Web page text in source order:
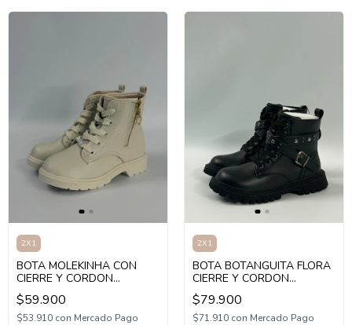
2X1
BOTA MOLEKINHA CON
CIERRE Y CORDON
CORAZON 27-37
(1MK41462)
$59.900
$53.910 con Mercado Pago
2X1
BOTA BOTANGUITA FLORA
CIERRE Y CORDON
TACHAS 30-36 (1BOFLORA)
$79.900
$71.910 con Mercado Pago